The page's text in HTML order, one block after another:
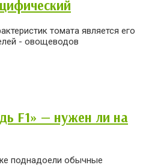
томата является его
- овощеводов
F1» — нужен ли на
поднадоели обычные